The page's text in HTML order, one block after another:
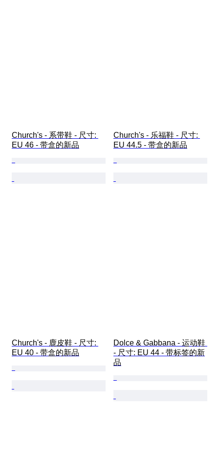
Church's - 系带鞋 - 尺寸:
EU 46 - 带盒的新品
Church's - 乐福鞋 - 尺寸:
EU 44.5 - 带盒的新品
Church's - 鹿皮鞋 - 尺寸:
EU 40 - 带盒的新品
Dolce & Gabbana - 运动鞋
- 尺寸: EU 44 - 带标签的新
品